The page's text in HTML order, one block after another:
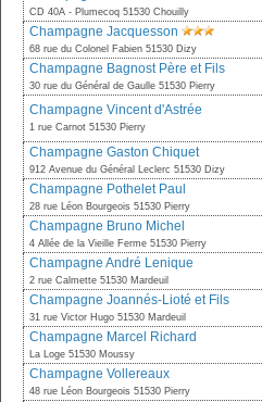
CD 40A - Plumecoq 51530 Chouilly
Champagne Jacquesson
68 rue du Colonel Fabien 51530 Dizy
Champagne Bagnost Père et Fils
30 rue du Général de Gaulle 51530 Pierry
Champagne Vincent d'Astrée
1 rue Carnot 51530 Pierry
Champagne Gaston Chiquet
912 Avenue du Général Leclerc 51530 Dizy
Champagne Pothelet Paul
28 rue Léon Bourgeois 51530 Pierry
Champagne Bruno Michel
4 Allée de la Vieille Ferme 51530 Pierry
Champagne André Lenique
2 rue Calmette 51530 Mardeuil
Champagne Joannés-Lioté et Fils
31 rue Victor Hugo 51530 Mardeuil
Champagne Marcel Richard
La Loge 51530 Moussy
Champagne Vollereaux
48 rue Léon Bourgeois 51530 Pierry